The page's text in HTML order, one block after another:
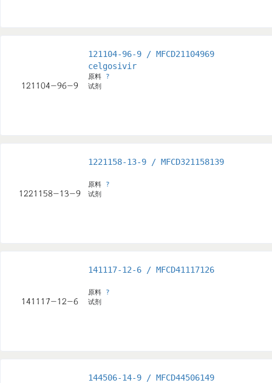
121104-96-9 / MFCD21104969
celgosivir
原料 ?
试剂
1221158-13-9 / MFCD321158139
原料 ?
试剂
141117-12-6 / MFCD41117126
原料 ?
试剂
144506-14-9 / MFCD44506149